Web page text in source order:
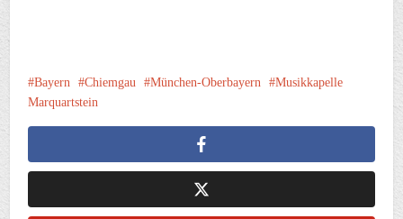
Bayern Chiemgau München-Oberbayern
Musikkapelle
Marquartstein